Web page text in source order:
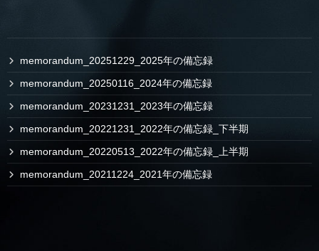
memorandum_20251229_2025年の備忘録
memorandum_20250116_2024年の備忘録
memorandum_20231231_2023年の備忘録
memorandum_20221231_2022年の備忘録_下半期
memorandum_20220513_2022年の備忘録_上半期
memorandum_20211224_2021年の備忘録